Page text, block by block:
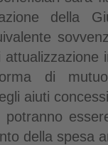
della
forma di
aiuti
della spesa